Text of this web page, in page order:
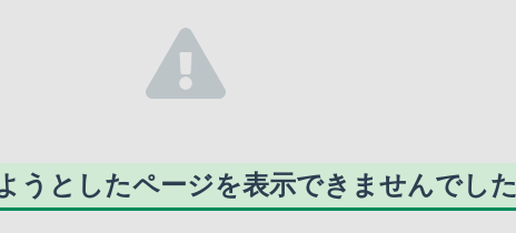
うとしたページを表示できませんでした